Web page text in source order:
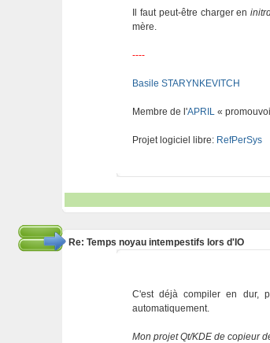
Il faut peut-être charger en
mère.
----
Basile STARYNKEVITCH
Membre de l'APRIL «
Projet logiciel libre: RefPerSys
Re: Temps noyau intempestifs lors d'IO
C'est déjà compiler en dur,
automatiquement.
Mon projet Qt/KDE de copieur